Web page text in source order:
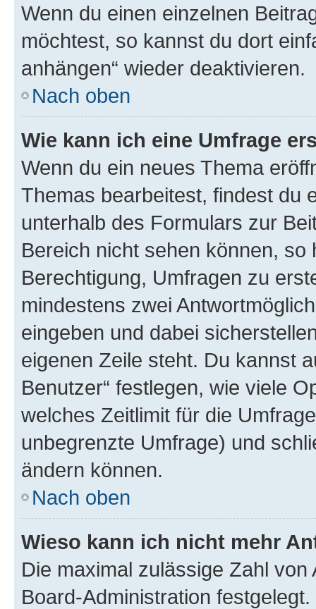
Wenn du einen einzelnen
möchtest, so kannst du dort
anhängen“ wieder deaktivieren.
Nach oben
Wie kann ich eine Umfrage
Wenn du ein neues Thema
Themas bearbeitest, findest du
unterhalb des Formulars zur
Bereich nicht sehen können,
Berechtigung, Umfragen zu
mindestens zwei
eingeben und dabei
eigenen Zeile steht. Du kannst
Benutzer“ festlegen, wie viele
welches Zeitlimit für die
unbegrenzte Umfrage) und
ändern können.
Nach oben
Wieso kann ich nicht mehr
Die maximal zulässige Zahl
Board-Administration